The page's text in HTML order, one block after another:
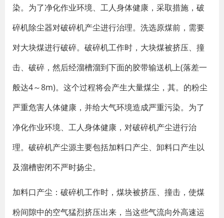
染。为了净化作业环境、工人身体健康，采取措施，破
碎机除尘器对破碎机产尘进行治理。洗选原煤前，需要
对大块煤进行破碎。破碎机工作时，大块煤被挤压、撞
击、破碎，然后经溜槽溜到下面的胶带输送机上(落差一
般达4～8m)。这个过程将会产生大量煤尘，其。的粉尘
严重危害人体健康，并给大气环境造成严重污染。为了
净化作业环境、工人身体健康，对破碎机产尘进行治
理。破碎机产尘源主要包括加料口产尘、卸料口产生以
及溜槽密闭不严时扬尘。
加料口产尘：破碎机工作时，煤块被挤压、撞击，使煤
粉间隙中的空气猛烈挤压出来，当这些气流向外高速运